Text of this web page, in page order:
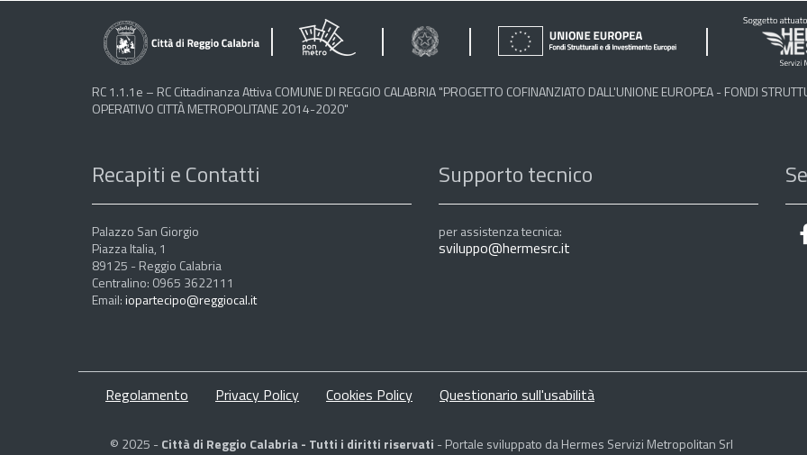
RC 1.1.1e – RC Cittadinanza Attiva COMUNE DI REGGIO CALABRIA "PROGETTO COFINANZIATO DALL'UNIONE EUROPEA - FONDI
OPERATIVO CITTÀ METROPOLITANE 2014-2020"
Recapiti e Contatti
Palazzo San Giorgio
Piazza Italia, 1
89125 - Reggio Calabria
Centralino: 0965 3622111
Email:iopartecipo@reggiocal.it
Supporto tecnico
per assistenza tecnica:
sviluppo@hermesrc.it
Regolamento Privacy Policy Cookies Policy Questionario sull'usabilità
© 2025 -Città di Reggio Calabria - Tutti i diritti riservati - Portale sviluppato da Hermes Servizi Metropolitan Srl